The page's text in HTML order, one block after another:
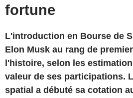
fortune
L'introduction en Bourse de
Elon Musk au rang de
l'histoire, selon les
valeur de ses participations.
spatial a débuté sa cotation